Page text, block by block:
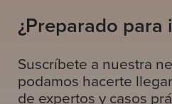
¿Preparado para
Suscríbete a nuestra
podamos hacerte
de expertos y casos